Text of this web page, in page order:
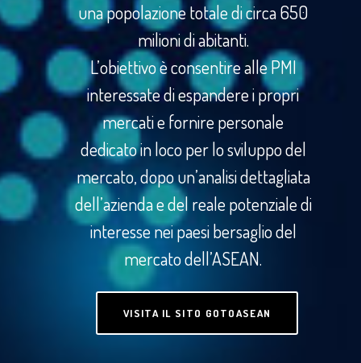
una popolazione totale di circa 650
milioni di abitanti.
L’obiettivo è consentire alle PMI
interessate di espandere i propri
mercati e fornire personale
dedicato in loco per lo sviluppo del
mercato, dopo un’analisi dettagliata
dell’azienda e del reale potenziale di
interesse nei paesi bersaglio del
mercato dell’ASEAN.
VISITA IL SITO GOTOASEAN